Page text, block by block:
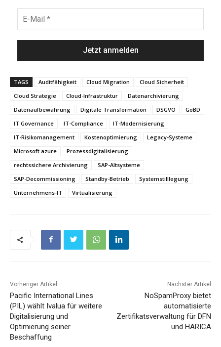
TAGS Auditfähigkeit Cloud Migration
Cloud Sicherheit
Cloud Strategie
Cloud-Infrastruktur
Datenarchivierung
Datenaufbewahrung
Digitale Transformation DSGVO
GoBD
IT Governance
IT-Compliance
IT-Modernisierung
IT-Risikomanagement
Kostenoptimierung
Legacy-Systeme
Microsoft azure
Prozessdigitalisierung
rechtssichere Archivierung
SAP-Altsysteme
SAP-Decommissioning
Standby-Betrieb
Systemstilllegung
Unternehmens-IT
Virtualisierung
Vorheriger Artikel
Pacific International Lines
(PIL) wählt Ivalua für weitere
Digitalisierung und
Optimierung seiner
Beschaffung
Nächster Artikel
NoSpamProxy bietet
automatisierte
Zertifikatsverwaltung für DFN
und HARICA